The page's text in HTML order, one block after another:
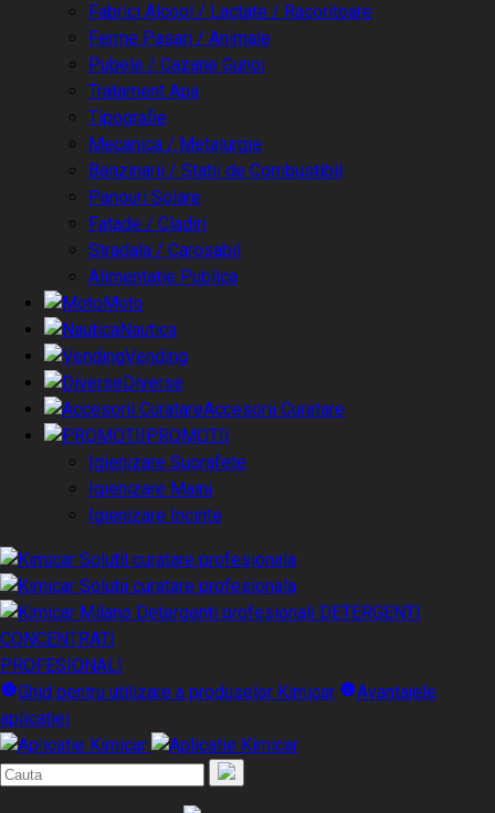
Fabrici Alcool / Lactate / Racoritoare
Ferme Pasari / Animale
Pubele / Cazane Gunoi
Tratament Apa
Tipografie
Mecanica / Metalurgie
Benzinarii / Statii de Combustibil
Panouri Solare
Fatade / Cladiri
Stradala / Carosabil
Alimentatie Publica
Moto
Nautica
Vending
Diverse
Accesorii Curatare
PROMOTII
Igienizare Suprafete
Igienizare Maini
Igienizare Incinte
DETERGENTI
CONCENTRATI
PROFESIONALI
Ghid pentru utilizare a produselor Kimicar
Avantajele
aplicatiei